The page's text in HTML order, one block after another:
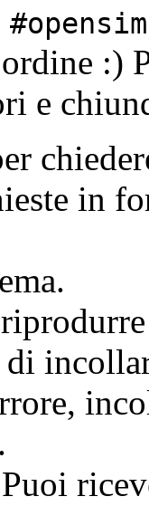
#opensim
:)
e
in
di